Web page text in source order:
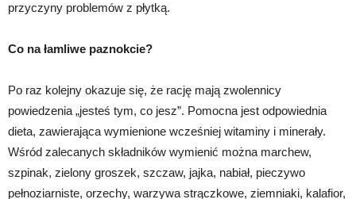
przyczyny problemów z płytką.
Co na łamliwe paznokcie?
Po raz kolejny okazuje się, że rację mają zwolennicy
powiedzenia „jesteś tym, co jesz”. Pomocna jest odpowiednia
dieta, zawierająca wymienione wcześniej witaminy i minerały.
Wśród zalecanych składników wymienić można marchew,
szpinak, zielony groszek, szczaw, jajka, nabiał, pieczywo
pełnoziarniste, orzechy, warzywa strączkowe, ziemniaki, kalafior,